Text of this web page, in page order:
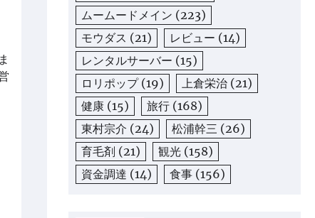
ムームードメイン (223)
モウダス (21) レビュー (14)
レンタルサーバー (15)
ロリポップ(19) 上倉栄治 (21)
健康 (15) 旅行 (168)
東村宗介 (24) 松浦幹三 (26)
育毛剤 (21) 観光 (158)
資金調達 (14) 食事 (156)